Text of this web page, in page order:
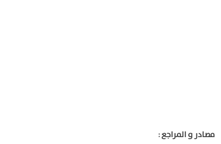
مصادر و المراجع :